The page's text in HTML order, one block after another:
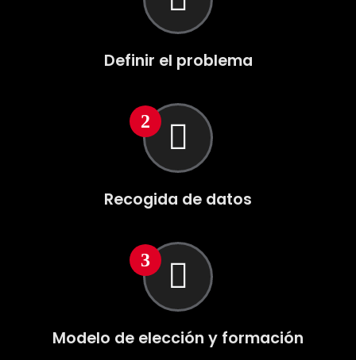
Definir el problema
Recogida de datos
Modelo de elección y formación